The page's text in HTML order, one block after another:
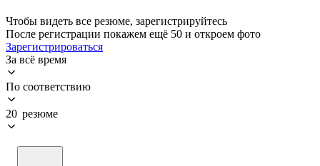
Чтобы видеть все резюме, зарегистрируйтесь
После регистрации покажем ещё 50 и откроем фото
Зарегистрироваться
За всё время
По соответствию
20 резюме